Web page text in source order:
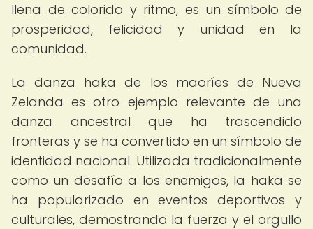
llena de colorido y ritmo, es un símbolo de
prosperidad, felicidad y unidad en la
comunidad.
La danza haka de los maoríes de Nueva
Zelanda es otro ejemplo relevante de una
danza ancestral que ha trascendido
fronteras y se ha convertido en un símbolo de
identidad nacional. Utilizada tradicionalmente
como un desafío a los enemigos, la haka se
ha popularizado en eventos deportivos y
culturales, demostrando la fuerza y el orgullo